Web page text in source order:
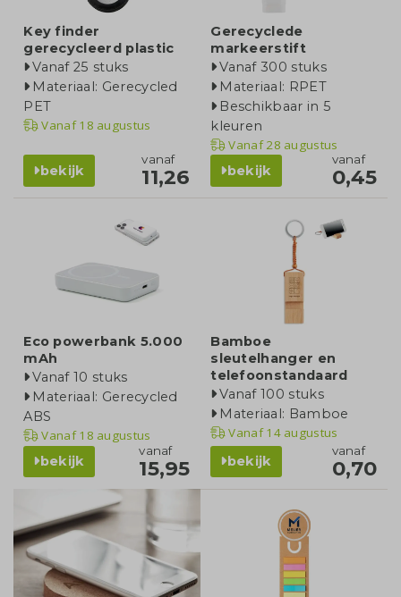
Key finder
gerecycleerd plastic
Vanaf 25 stuks
Materiaal: Gerecycled
PET
Vanaf18 augustus
bekijk
vanaf
11,26
Gerecyclede
markeerstift
Vanaf 300 stuks
Materiaal: RPET
Beschikbaar in 5
kleuren
Vanaf28 augustus
bekijk
vanaf
0,45
Eco powerbank 5.000
mAh
Vanaf 10 stuks
Materiaal: Gerecycled
ABS
Vanaf18 augustus
bekijk
vanaf
15,95
Bamboe
sleutelhanger en
telefoonstandaard
Vanaf 100 stuks
Materiaal: Bamboe
Vanaf14 augustus
bekijk
vanaf
0,70